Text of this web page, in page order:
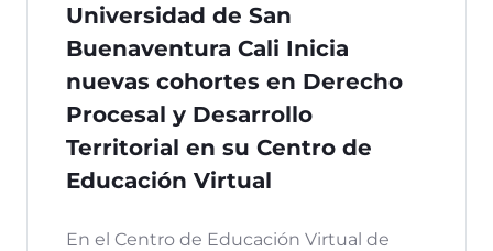
Universidad de San
Buenaventura Cali Inicia
nuevas cohortes en Derecho
Procesal y Desarrollo
Territorial en su Centro de
Educación Virtual
En el Centro de Educación Virtual de